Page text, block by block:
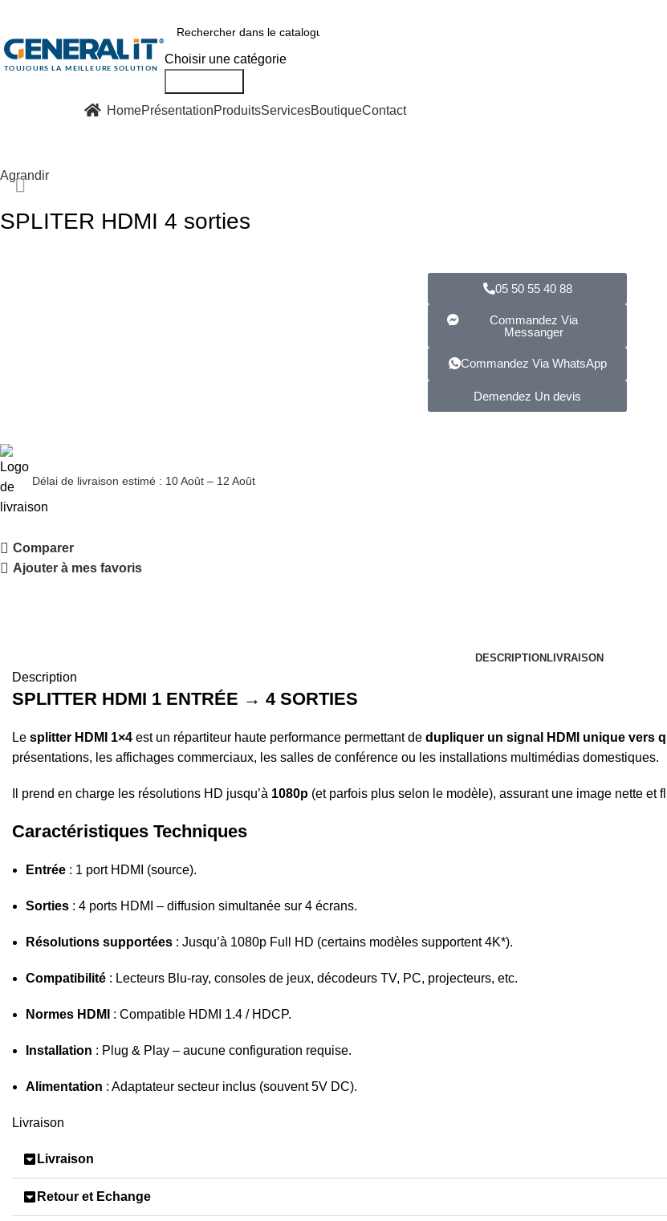
Choisir une catégorie
HomePrésentationProduitsServicesBoutiqueContact
Accueil SPLITTER
SPLITER HDMI 4 sorties
Agrandir
SPLITER HDMI 4 sorties
05 50 55 40 88
Commandez Via
Messanger
Commandez Via WhatsApp
Demendez Un devis
Délai de livraison estimé : 10 Août – 12 Août
Comparer
Ajouter à mes favoris
DESCRIPTION LIVRAISON
Description
SPLITTER HDMI 1 ENTRÉE → 4 SORTIES
Le splitter HDMI 1×4 est un répartiteur haute performance permettant de dupliquer un signal HDMI unique vers
présentations, les affichages commerciaux, les salles de conférence ou les installations multimédias domestiques.
Il prend en charge les résolutions HD jusqu’à 1080p (et parfois plus selon le modèle), assurant une image nette et
Caractéristiques Techniques
Entrée : 1 port HDMI (source).
Sorties : 4 ports HDMI – diffusion simultanée sur 4 écrans.
Résolutions supportées : Jusqu’à 1080p Full HD (certains modèles supportent 4K*).
Compatibilité : Lecteurs Blu-ray, consoles de jeux, décodeurs TV, PC, projecteurs, etc.
Normes HDMI : Compatible HDMI 1.4 / HDCP.
Installation : Plug & Play – aucune configuration requise.
Alimentation : Adaptateur secteur inclus (souvent 5V DC).
Livraison
Livraison
Retour et Echange